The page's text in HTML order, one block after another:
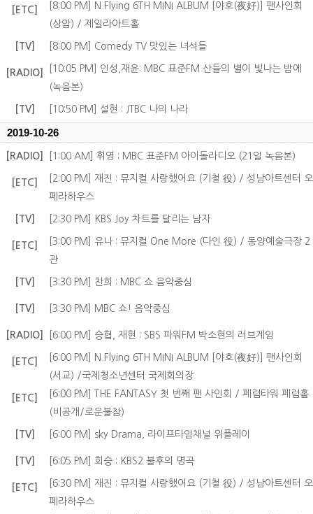
[ETC]
[8:00 PM] N.Flying 6TH MINI ALBUM [야호(夜好)] 팬사인회
(상암) / 제일라아트홀
[TV] [8:00 PM] Comedy TV 맛있는 녀석들
[RADIO]
[10:05 PM] 인성,재윤: MBC 표준FM 산들의 별이 빛나는 밤에
(녹음본)
[TV] [10:50 PM] 설현 : JTBC 나의 나라
2019-10-26
[RADIO] [1:00 AM] 휘영 : MBC 표준FM 아이돌라디오 (21일 녹음본)
[ETC]
[2:00 PM] 재진 : 뮤지컬 사랑했어요 (기철 役) / 성남아트센터 오
페라하우스
[TV] [2:30 PM] KBS Joy 차트를 달리는 남자
[ETC]
[3:00 PM] 유나 : 뮤지컬 One More (다인 役) / 동양예술극장 2
관
[TV] [3:30 PM] 찬희 : MBC 쇼 음악중심
[TV] [3:30 PM] MBC 쇼! 음악중심
[RADIO] [6:00 PM] 승협, 재현 : SBS 파워FM 박소현의 러브게임
[ETC]
[6:00 PM] N.Flying 6TH MINI ALBUM [야호(夜好)] 팬사인회
(서교) /국제청소년센터 국제회의장
[ETC] [6:00 PM] THE FANTASY 첫 번째 팬 사인회 / 페럼타워 페럼홀
(비공개/로운불참)
[TV] [6:00 PM] sky Drama, 라이프타임채널 위플레이
[TV] [6:05 PM] 회승 : KBS2 불후의 명곡
[ETC]
[6:30 PM] 재진 : 뮤지컬 사랑했어요 (기철 役) / 성남아트센터 오
페라하우스